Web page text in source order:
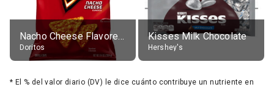
Nacho Cheese Flavored Tortilla Chips
Doritos
Kisses Milk Chocolate
Hershey's
* El % del valor diario (DV) le dice cuánto contribuye un nutriente en